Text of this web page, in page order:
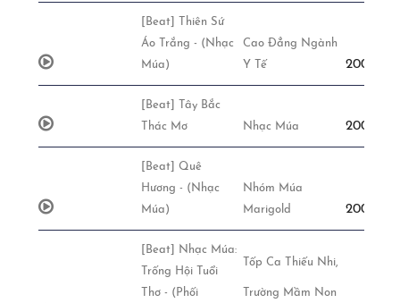
[Beat] Thiên Sứ
Áo Trắng - (Nhạc
Múa)
Cao Đẳng Ngành
Y Tế
[Beat] Tây Bắc
Thác Mơ
Nhạc Múa
[Beat] Quê
Hương - (Nhạc
Múa)
Nhóm Múa
Marigold
[Beat] Nhạc Múa:
Trống Hội Tuổi
Thơ - (Phối
Tốp Ca Thiếu Nhi,
Trường Mầm Non